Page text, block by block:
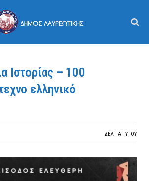
Ιστορίας – 100
ελληνικό
ΔΕΛΤΙΑ ΤΥΠΟΥ